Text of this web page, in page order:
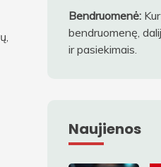
Bendruomenė:
bendruomenę,
ir pasiekimais.
Naujienos